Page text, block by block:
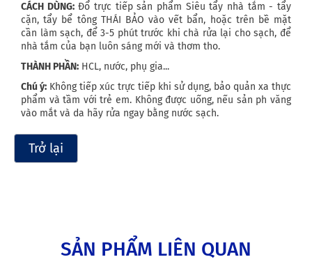
CÁCH DÙNG:Đổ trực tiếp sản phẩm Siêu tẩy nhà tắm - tẩy
cặn, tẩy bể tông THÁI BẢO vào vết bẩn, hoặc trên bề mặt
cần làm sạch, để 3-5 phút trước khi chà rửa lại cho sạch, để
nhà tắm của bạn luôn sáng mới và thơm tho.
THÀNH PHẦN: HCL, nước, phụ gia...
Chú ý: Không tiếp xúc trực tiếp khi sử dụng, bảo quản xa thực
phẩm và tầm với trẻ em. Không được uống, nếu sản ph văng
vào mắt và da hãy rửa ngay bằng nước sạch.
Trở lại
SẢN PHẨM LIÊN QUAN